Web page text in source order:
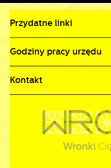
Przydatne linki
Godziny pracy urzędu
Kontakt